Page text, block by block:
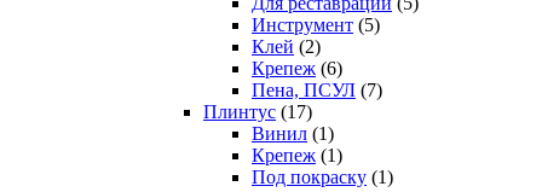
Инструмент (5)
Клей (2)
Крепеж (6)
Пена, ПСУЛ (7)
Плинтус (17)
Винил (1)
Крепеж (1)
Под покраску (1)